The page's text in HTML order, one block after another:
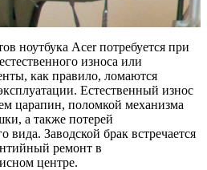
ноутбука Acer потребуется при
износа или
как правило, ломаются
Естественный износ
царапин, поломкой механизма
а также потерей
вида. Заводской брак встречается
ремонт в
центре.